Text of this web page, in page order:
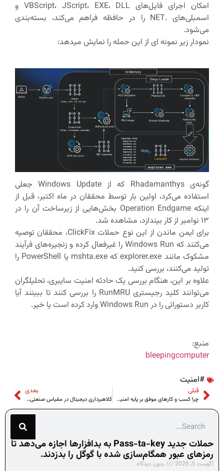
امکان اجرای فایل‌های VBScript، JScript، EXE، DLL و
اسمبلی‌های .NET را در حافظه فراهم می‌کند، بسته‌بندی
می‌شود.
نمودار زیر نمونه ای از این حمله را نمایش میدهد:
گونه‌ی Rhadamanthys که از Windows Update جعلی
استفاده می‌کرد، اولین بار توسط محققان در ماه اکتبر، قبل از
اینکه Operation Endgame بخش‌هایی از زیرساخت آن را در
۱۳ نوامبر از کار بیندازد، مشاهده شد.
برای ایمن ماندن از این نوع حملات ClickFix، محققان توصیه
می‌کنند که Windows Run را غیرفعال کرده و زنجیره‌های فرآیند
مشکوک مانند explorer.exe که mshta.exe یا PowerShell را
تولید می‌کنند، بررسی کنید.
علاوه بر این، هنگام بررسی یک حادثه امنیت سایبری، تحلیلگران
می‌توانند کلید رجیستری RunMRU را بررسی کنند تا ببینند آیا
کاربر دستوراتی را در Windows Run وارد کرده است یا خیر.
منبع:
bleepingcomputer
#امنیت
قبلی
چرا کسب و کارهای موفق بر پایه امنیت بنا شده‌اند؟
بعدی
کلاهبرداری دیجیتال در مقیاس صنعتی: سال ۲۰۲۵سال خوبی نبوده!
حملات جدید Pass-ta-key به بدافزارها اجازه می‌دهد تا
رمزهای عبور همگام‌سازی شده با گوگل را بدزدند.
آگوست 5, 2026 بدون دیدگاه